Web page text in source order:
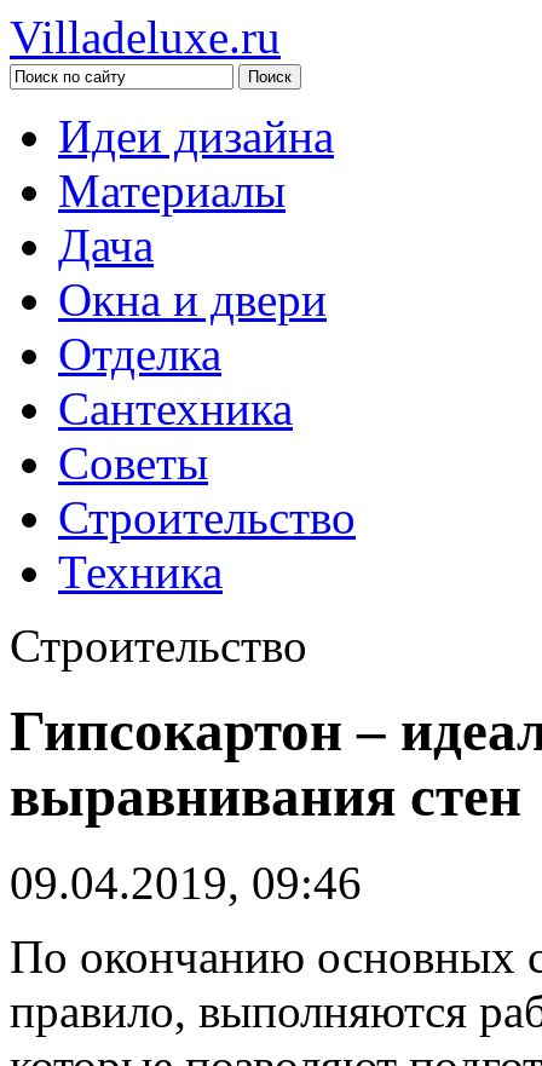
Villadeluxe.ru
Идеи дизайна
Материалы
Дача
Окна и двери
Отделка
Сантехника
Советы
Строительство
Техника
Строительство
Гипсокартон –
выравнивания стен
09.04.2019, 09:46
По окончанию основных
правило, выполняются